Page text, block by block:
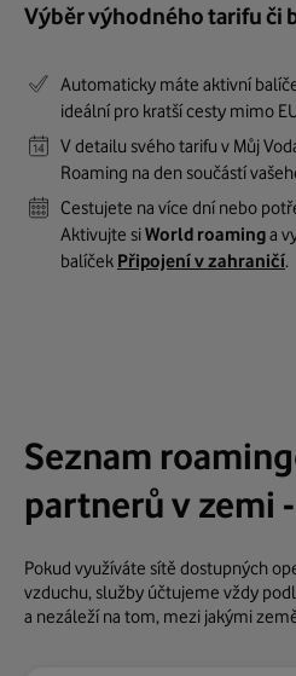
Výběr výhodného tarifu či
Automaticky máte aktivní
ideální pro kratší cesty mimo
V detailu svého tarifu v Můj
Roaming na den součástí
Cestujete na více dní nebo
Aktivujte siWorld roaminga
balíček Připojení v zahraničí.
Seznam
partnerů v zemi
Pokud využíváte sítě dostupných
vzduchu, služby účtujeme vždy
a nezáleží na tom, mezi jakými